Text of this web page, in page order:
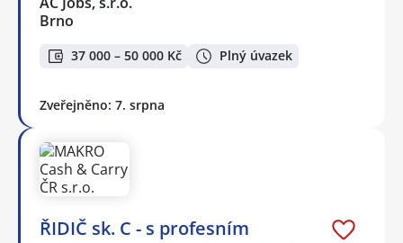
Brno
37 000 – 50 000 Kč Plný úvazek
Zveřejněno: 7. srpna
ŘIDIČ sk. C - s profesním